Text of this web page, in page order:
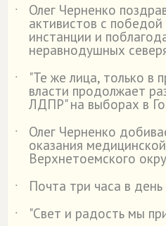
˙ Олег Черненко
активистов с
инстанции и
неравнодушных
˙
"Те же лица, только в
власти продолжает
ЛДПР" на выборах в
˙
Олег Черненко
оказания
Верхнетоемского
˙
Почта три часа в
˙
"Свет и радость мы